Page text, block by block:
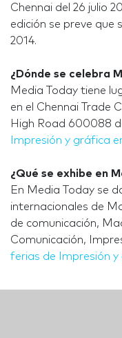
Chennai del 26 julio
edición se preve que
2014.
¿Dónde se celebra
Media Today tiene
en el Chennai Trade
High Road 600088
Impresión y gráfica
¿Qué se exhibe en
En Media Today se
internacionales de
de comunicación,
Comunicación,
ferias de Impresión y